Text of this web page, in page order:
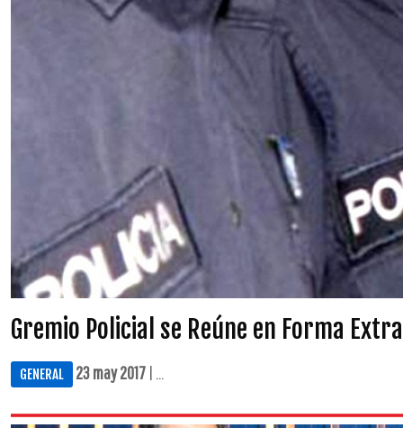
Gremio Policial se Reúne en Forma
GENERAL 23 may 2017 | ...